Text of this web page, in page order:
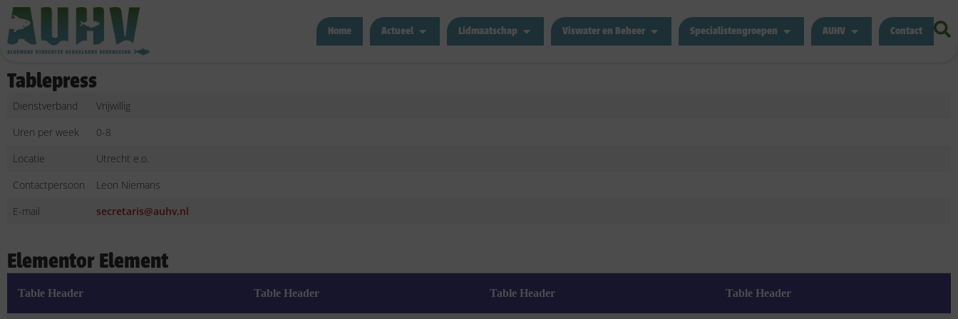
Home Actueel Lidmaatschap Viswater en Beheer Specialistengroepen AUHV Contact
Tablepress
Dienstverband
Vrijwillig
Uren per week
0-8
Locatie
Utrecht e.o.
Contactpersoon
Leon Niemans
E-mail
secretaris@auhv.nl
Elementor Element
Table Header Table Header Table Header Table Header